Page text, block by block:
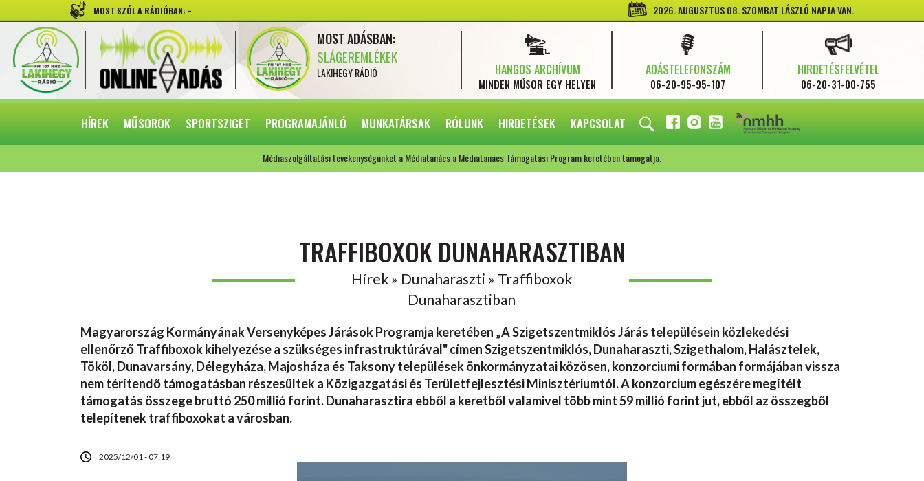
MOST SZÓL A RÁDIÓBAN: - 2026. AUGUSZTUS 08. SZOMBAT LÁSZLÓ NAPJA VAN.
MOST ADÁSBAN:
SLÁGEREMLÉKEK
LAKIHEGY RÁDIÓ HANGOS ARCHÍVUM
MINDEN MŰSOR EGY HELYEN
ADÁSTELEFONSZÁM
06-20-95-95-107
HIRDETÉSFELVÉTEL
06-20-31-00-755
HÍREK MŰSOROK SPORTSZIGET PROGRAMAJÁNLÓ MUNKATÁRSAK RÓLUNK HIRDETÉSEK KAPCSOLAT FACEBOOK
INSTAGRAM
YOUTUBE
Médiaszolgáltatási tevékenységünket a Médiatanács a Médiatanács Támogatási Program keretében támogatja.
TRAFFIBOXOK DUNAHARASZTIBAN
Hírek » Dunaharaszti » Traffiboxok
Dunaharasztiban
Magyarország Kormányának Versenyképes Járások Programja keretében „A Szigetszentmiklós Járás településein közlekedési
ellenőrző Traffiboxok kihelyezése a szükséges infrastruktúrával" címen Szigetszentmiklós, Dunaharaszti, Szigethalom, Halásztelek,
Tököl, Dunavarsány, Délegyháza, Majosháza és Taksony települések önkormányzatai közösen, konzorciumi formában formájában vissza
nem térítendő támogatásban részesültek a Közigazgatási és Területfejlesztési Minisztériumtól. A konzorcium egészére megítélt
támogatás összege bruttó 250 millió forint. Dunaharasztira ebből a keretből valamivel több mint 59 millió forint jut, ebből az összegből
telepítenek traffiboxokat a városban.
2025/12/01 - 07:19